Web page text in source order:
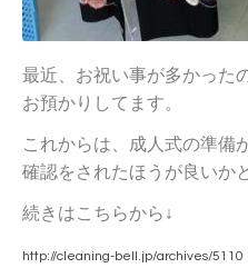
最近、お祝い事が多かった
お預かりしてます。
これからは、成人式の準備
確認をされたほうが良いか
続きはこちらから↓
http://cleaning-bell.jp/archives/5110